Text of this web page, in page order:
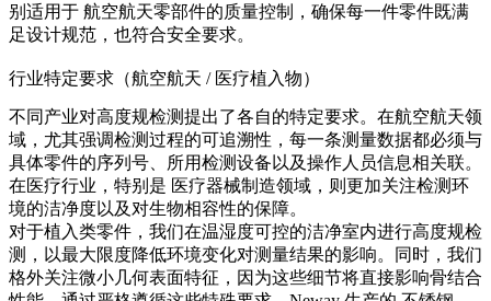
别适用于 航空航天零部件的质量控制，确保每一件零件既满
足设计规范，也符合安全要求。
行业特定要求（航空航天 / 医疗植入物）
不同产业对高度规检测提出了各自的特定要求。在航空航天领
域，尤其强调检测过程的可追溯性，每一条测量数据都必须与
具体零件的序列号、所用检测设备以及操作人员信息相关联。
在医疗行业，特别是 医疗器械制造领域，则更加关注检测环
境的洁净度以及对生物相容性的保障。
对于植入类零件，我们在温湿度可控的洁净室内进行高度规检
测，以最大限度降低环境变化对测量结果的影响。同时，我们
格外关注微小几何表面特征，因为这些细节将直接影响骨结合